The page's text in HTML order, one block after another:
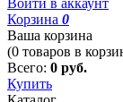
Войти в аккаунт
Корзина 0
Ваша корзина
(0 товаров в
Всего: 0 руб.
Купить